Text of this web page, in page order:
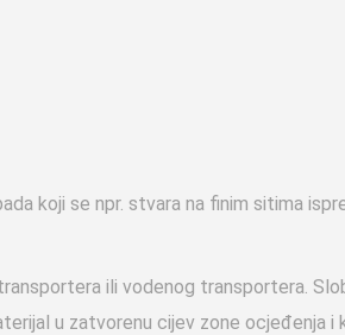
koji se npr. stvara na finim sitima
ili vodenog transportera.
u zatvorenu cijev zone ocjeđenja i